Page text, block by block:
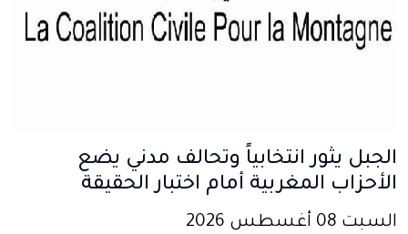
الجبل يثور انتخابياً وتحالف مدني يضع
الأحزاب المغربية أمام اختبار الحقيقة
السبت 08 أغسطس 2026